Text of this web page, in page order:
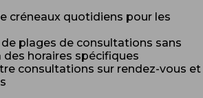
créneaux quotidiens pour les
plages de consultations sans
des horaires spécifiques
consultations sur rendez-vous et